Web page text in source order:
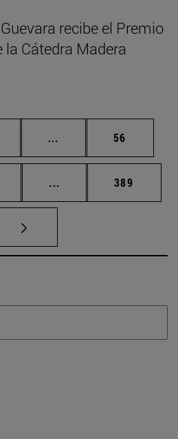
recibe el Premio
la Cátedra Madera
... Páginas intermedias
Página
56
... Páginas intermedias
Página
389